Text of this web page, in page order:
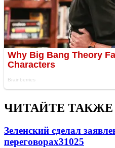
ЧИТАЙТЕ ТАКЖЕ
Зеленский сделал
переговорах31025